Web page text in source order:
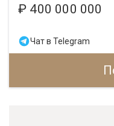
₽ 400 000 000
Чат в Telegram